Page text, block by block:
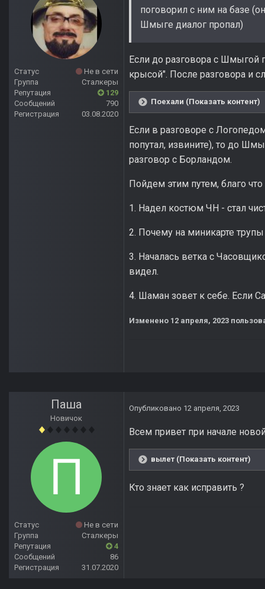
Статус
Не в сети
Группа
Сталкеры
Репутация
129
Сообщений
790
Регистрация
03.08.2020
поговорил с ним на базе
Шмыге диалог пропал)
Если до разговора с Шмыгой
крысой". После разговора и
Поехали (Показать контент)
Если в разговоре с
попутал, извините), то до
разговор с Борландом.
Пойдем этим путем, благо
1. Надел костюм ЧН - стал
2. Почему на миникарте
3. Началась ветка с
видел.
4. Шаман зовет к себе. Если
Изменено 12 апреля, 2023
Паша
Новичок
Статус
Не в сети
Группа
Сталкеры
Репутация
4
Сообщений
86
Регистрация
31.07.2020
Опубликовано 12 апреля, 2023
Всем привет при начале
вылет (Показать контент)
Кто знает как исправить ?